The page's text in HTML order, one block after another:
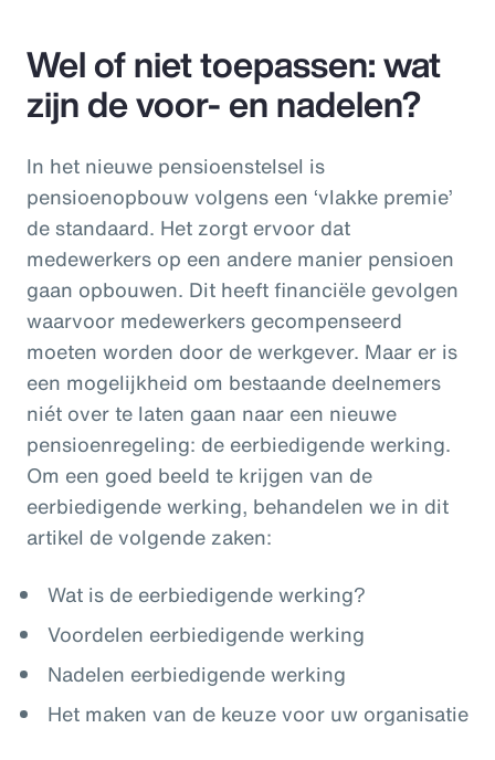
Wel of niet toepassen: wat
zijn de voor- en nadelen?
In het nieuwe pensioenstelsel is
pensioenopbouw volgens een ‘vlakke premie’
de standaard. Het zorgt ervoor dat
medewerkers op een andere manier pensioen
gaan opbouwen. Dit heeft financiële gevolgen
waarvoor medewerkers gecompenseerd
moeten worden door de werkgever. Maar er is
een mogelijkheid om bestaande deelnemers
niét over te laten gaan naar een nieuwe
pensioenregeling: de eerbiedigende werking.
Om een goed beeld te krijgen van de
eerbiedigende werking, behandelen we in dit
artikel de volgende zaken:
Wat is de eerbiedigende werking?
Voordelen eerbiedigende werking
Nadelen eerbiedigende werking
Het maken van de keuze voor uw organisatie